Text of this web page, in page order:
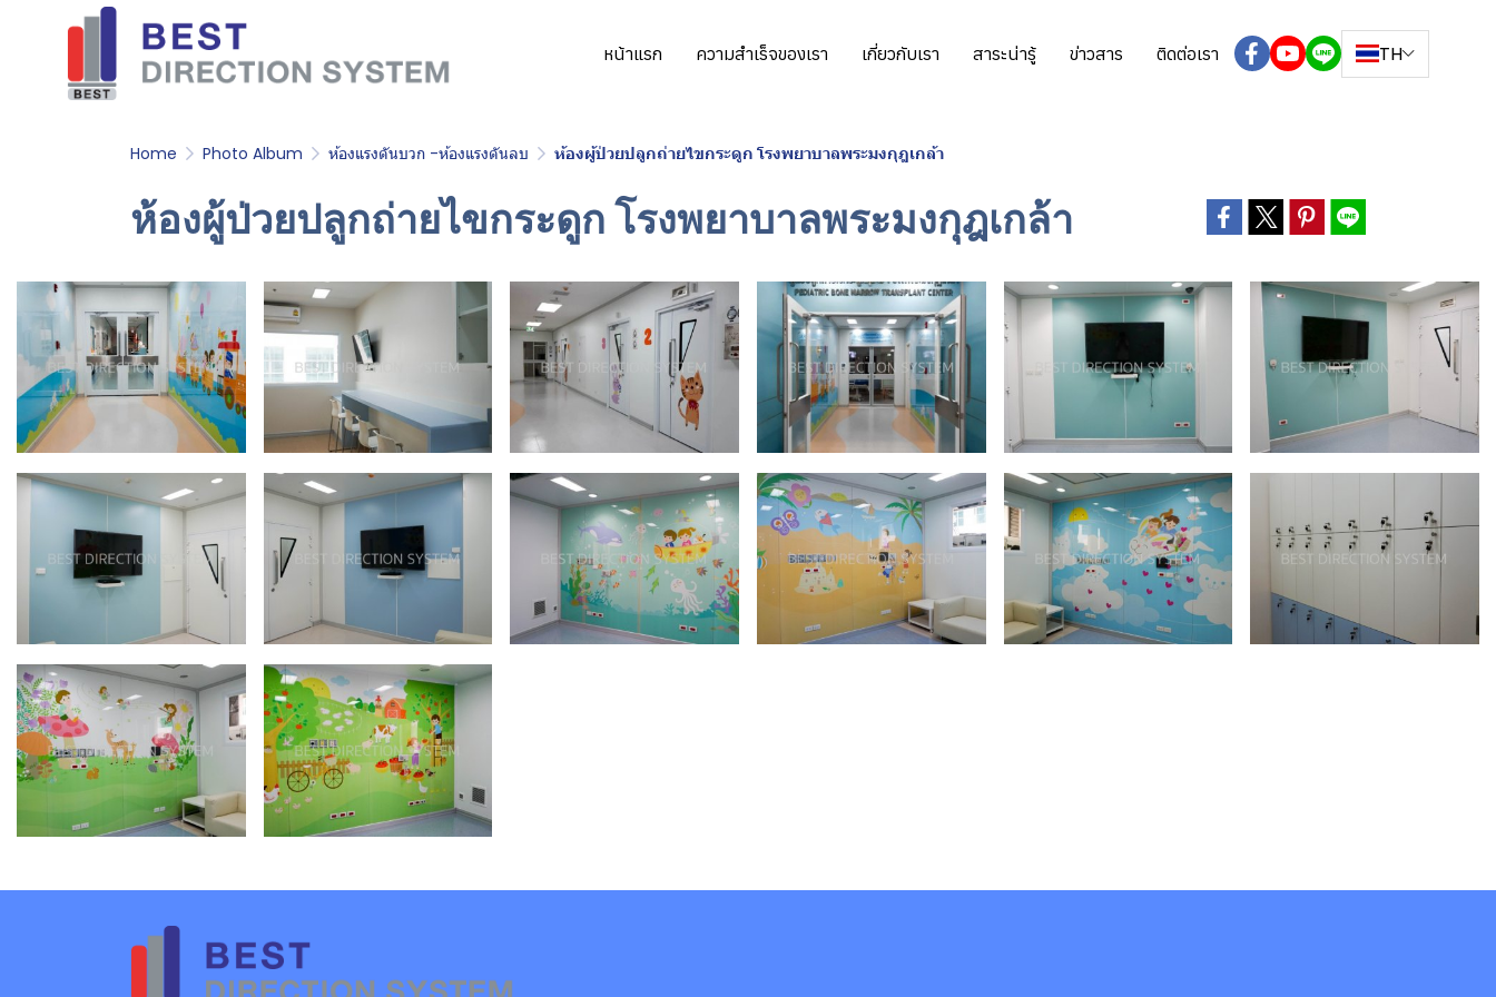
หน้าแรก ความสำเร็จของเรา เกี่ยวกับเรา สาระน่ารู้ ข่าวสาร ติดต่อเรา TH
Home Photo Album ห้องแรงดันบวก -ห้องแรงดันลบ ห้องผู้ป่วยปลูกถ่ายไขกระดูก โรงพยาบาลพระมงกุฎเกล้า
ห้องผู้ป่วยปลูกถ่ายไขกระดูก โรงพยาบาลพระมงกุฎเกล้า